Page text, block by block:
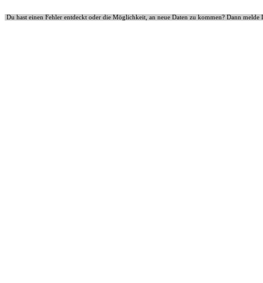
Du hast einen Fehler entdeckt oder die Möglichkeit, an neue Daten zu kommen? Dann